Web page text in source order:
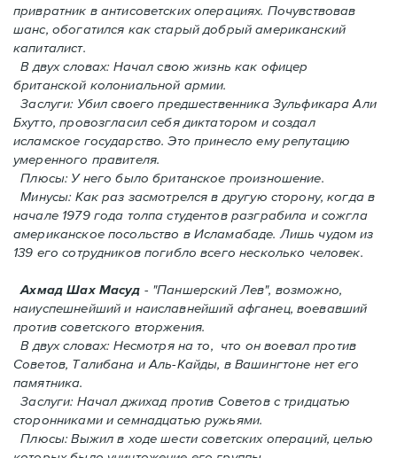
привратник в антисоветских операциях. Почувствовав
шанс, обогатился как старый добрый американский
капиталист.
В двух словах: Начал свою жизнь как офицер
британской колониальной армии.
Заслуги: Убил своего предшественника Зульфикара Али
Бхутто, провозгласил себя диктатором и создал
исламское государство. Это принесло ему репутацию
умеренного правителя.
Плюсы: У него было британское произношение.
Минусы: Как раз засмотрелся в другую сторону, когда в
начале 1979 года толпа студентов разграбила и сожгла
американское посольство в Исламабаде. Лишь чудом из
139 его сотрудников погиблo всего несколько человек.
Ахмад Шах Масуд - "Паншерский Лев", возможно,
наиуспешнейший и наиславнейший афганец, воевавший
против советского вторжения.
В двух словах: Hесмотря на то, что он воевал против
Советов, Талибана и Аль-Кайды, в Вашингтоне нет его
памятника.
Заслуги: Начал джихад против Советов с тридцатью
сторонниками и семнадцатью ружьями.
Плюсы: Выжил в ходе шести советских операций, целью